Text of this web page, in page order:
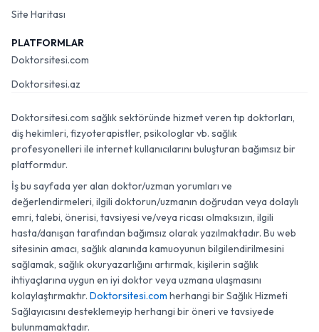
Site Haritası
PLATFORMLAR
Doktorsitesi.com
Doktorsitesi.az
Doktorsitesi.com sağlık sektöründe hizmet veren tıp doktorları,
diş hekimleri, fizyoterapistler, psikologlar vb. sağlık
profesyonelleri ile internet kullanıcılarını buluşturan bağımsız bir
platformdur.
İş bu sayfada yer alan doktor/uzman yorumları ve
değerlendirmeleri, ilgili doktorun/uzmanın doğrudan veya dolaylı
emri, talebi, önerisi, tavsiyesi ve/veya ricası olmaksızın, ilgili
hasta/danışan tarafından bağımsız olarak yazılmaktadır. Bu web
sitesinin amacı, sağlık alanında kamuoyunun bilgilendirilmesini
sağlamak, sağlık okuryazarlığını artırmak, kişilerin sağlık
ihtiyaçlarına uygun en iyi doktor veya uzmana ulaşmasını
kolaylaştırmaktır. Doktorsitesi.com herhangi bir Sağlık Hizmeti
Sağlayıcısını desteklemeyip herhangi bir öneri ve tavsiyede
bulunmamaktadır.